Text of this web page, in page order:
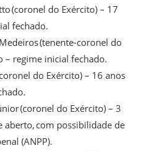
(coronel do Exército) – 17
fechado.
(tenente-coronel do
– regime inicial fechado.
do Exército) – 16 anos
(coronel do Exército) – 3
aberto, com possibilidade de
(ANPP).